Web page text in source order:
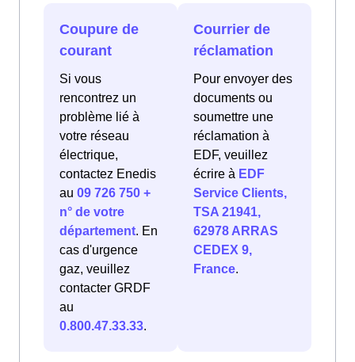
Coupure de
courant
Si vous
rencontrez un
problème lié à
votre réseau
électrique,
contactez Enedis
au 09 726 750 +
n° de votre
département. En
cas d'urgence
gaz, veuillez
contacter GRDF
au
0.800.47.33.33.
Courrier de
réclamation
Pour envoyer des
documents ou
soumettre une
réclamation à
EDF, veuillez
écrire à EDF
Service Clients,
TSA 21941,
62978 ARRAS
CEDEX 9,
France.